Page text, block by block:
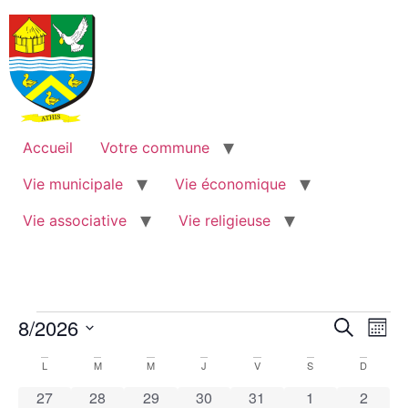
Accueil
Votre commune
Vie municipale
Vie économique
Vie associative
Vie religieuse
Recherche
Mois
8/2026
uneCalendrier
L M M J V S D
0 évènements
27 0 évènements
28 0 évènements
29 0 évènements
30 0 évènements
31 0 évènements
1 0
2